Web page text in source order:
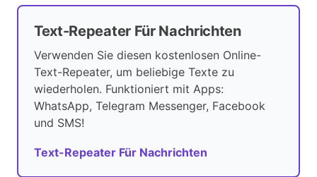
Text-Repeater Für Nachrichten
Verwenden Sie diesen kostenlosen Online-
Text-Repeater, um beliebige Texte zu
wiederholen. Funktioniert mit Apps:
WhatsApp, Telegram Messenger, Facebook
und SMS!
Text-Repeater Für Nachrichten